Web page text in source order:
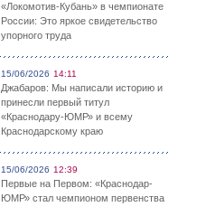
«Локомотив-Кубань» в чемпионате
России: Это яркое свидетельство
упорного труда
15/06/2026 14:11
Джабаров: Мы написали историю и
принесли первый титул
«Краснодару-ЮМР» и всему
Краснодарскому краю
15/06/2026 12:39
Первые на Первом: «Краснодар-
ЮМР» стал чемпионом первенства